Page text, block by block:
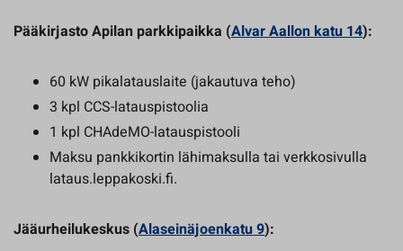
Pääkirjasto Apilan parkkipaikka (Alvar Aallon katu 14):
60 kW pikalatauslaite (jakautuva teho)
3 kpl CCS-latauspistoolia
1 kpl CHAdeMO-latauspistooli
Maksu pankkikortin lähimaksulla tai verkkosivulla
lataus.leppakoski.fi.
Jääurheilukeskus (Alaseinäjoenkatu 9):